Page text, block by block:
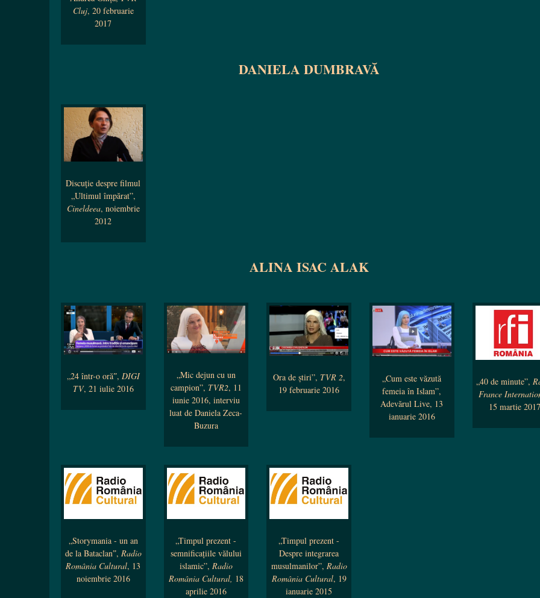
Cluj, 20 februarie
2017
DANIELA DUMBRAVĂ
Discuție despre filmul
„Ultimul împărat”,
Cineldeea, noiembrie
2012
ALINA ISAC ALAK
„24 într-o orăˮ, DIGI
TV, 21 iulie 2016
„Mic dejun cu un
campion”, TVR2, 11
iunie 2016, interviu
luat de Daniela Zeca-
Buzura
Ora de știri”, TVR 2,
19 februarie 2016
„Cum este văzută
femeia în Islam”,
Adevărul Live, 13
ianuarie 2016
„40 de minute”,
France
15 martie
„Storymania - un an
de la Bataclanˮ, Radio
România Cultural, 13
noiembrie 2016
„Timpul prezent -
semnificațiile vălului
islamic”, Radio
România Cultural, 18
aprilie 2016
„Timpul prezent -
Despre integrarea
musulmanilor”, Radio
România Cultural, 19
ianuarie 2015